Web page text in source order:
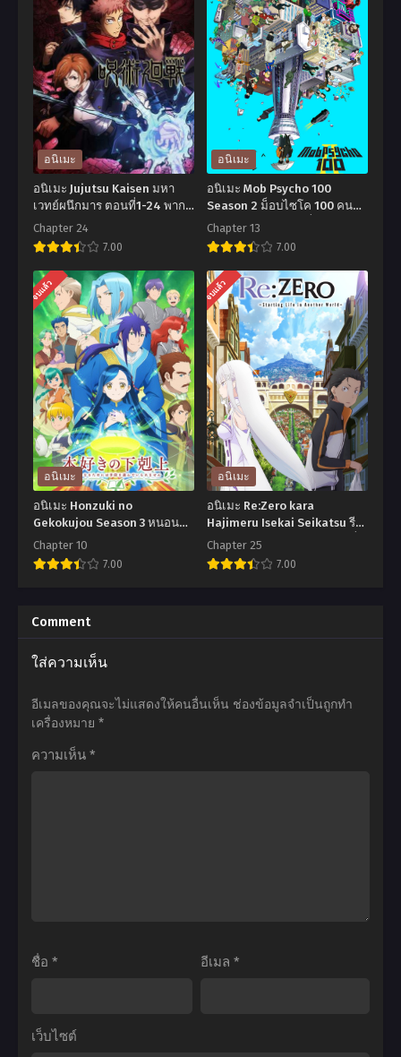
อนิเมะ
อนิเมะ Jujutsu Kaisen มหา
เวทย์ผนึกมาร ตอนที่1-24 พากย์
ไทย+ซับไทย
Chapter 24
7.00
อ
นิ
เมะ
Jujutsu
Kaisen
มหา
เวทย์
ผนึก
มาร
ตอน
ที่1-
24
พากย์
ไทย
อนิเมะ
อนิเมะ Mob Psycho 100
Season 2 ม็อบไซโค 100 คน
พลังจิต ภาค 2 ตอนที่1-13 พากย์
ไทย+ซับไทย
Chapter 13
7.00
อ
นิ
เมะ
Mob
Psycho
100
Season
2
ม็อบ
ไซโค
100
คน
พลังจิต
ตอน
พากย์
จบแล้ว
อนิเมะ
อนิเมะ Honzuki no
Gekokujou Season 3 หนอน
หนังสือยึดอำนาจ ภาค 3 ตอน
ที่1-10 ซับไทย
Chapter 10
7.00
นิ
เมะ
Honzuki
Gekokujou
3
ที่1-
ไทย
จบแล้ว
อนิเมะ
อนิเมะ Re:Zero kara
Hajimeru Isekai Seikatsu รีเซ
ทชีวิต ฝ่าวิกฤตต่างโลก ตอนที่1-
25 ซับไทย
Chapter 25
7.00
เมะ
kara
ตอน
Comment
ใส่ความเห็น
อีเมลของคุณจะไม่แสดงให้คนอื่นเห็น ช่องข้อมูลจำเป็นถูกทำ
เครื่องหมาย *
ความเห็น *
ชื่อ * อีเมล *
เว็บไซต์